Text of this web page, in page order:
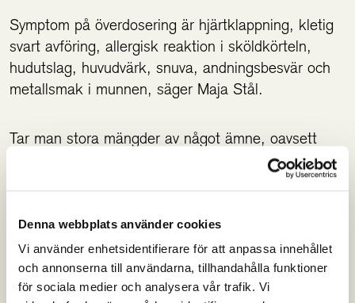
Denna webbplats använder cookies
Vi använder enhetsidentifierare för att anpassa innehållet
och annonserna till användarna, tillhandahålla funktioner
för sociala medier och analysera vår trafik. Vi
Symptom på överdosering är hjärtklappning, kletig
svart avföring, allergisk reaktion i sköldkörteln,
hudutslag, huvudvärk, snuva, andningsbesvär och
metallsmak i munnen, säger Maja Stål.
Tar man stora mängder av något ämne, oavsett
vilket, så är det bra att ha en grundnäring i botten,
A-vitamin behövs för upptag av jod. Och tvärtom.
Jod behövs för upptag av A-vitamin. Jod och selen
samarbetar och är bra att ta samtidigt. B2 och B3
behövs också för sköldkörtelns funktion, liksom C-